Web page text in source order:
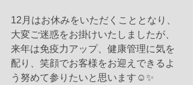
12月はお休みをいただくこととなり、
大変ご迷惑をお掛けいたしましたが、
来年は免疫力アップ、健康管理に気を
配り、笑顔でお客様をお迎えできるよ
う努めて参りたいと思います☺️✨